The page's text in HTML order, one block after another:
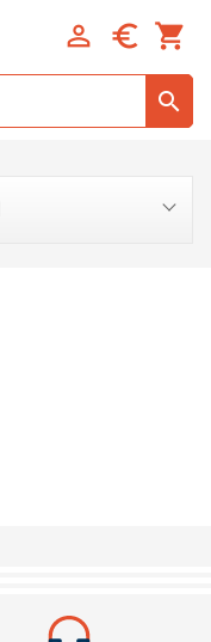
 shopping_cart

search